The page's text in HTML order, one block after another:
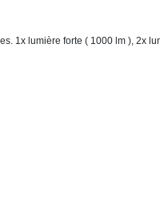
1x lumière forte ( 1000 lm ), 2x